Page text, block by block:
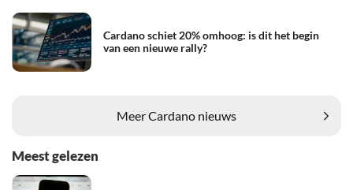
Cardano schiet 20% omhoog: is dit het begin
van een nieuwe rally?
Meer Cardano nieuws
Meest gelezen